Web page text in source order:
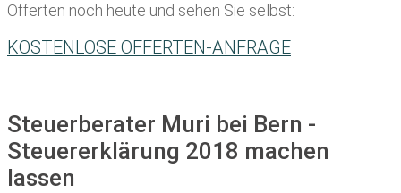
Offerten noch heute und sehen Sie selbst:
KOSTENLOSE OFFERTEN-ANFRAGE
Steuerberater Muri bei Bern -
Steuererklärung 2018 machen
lassen